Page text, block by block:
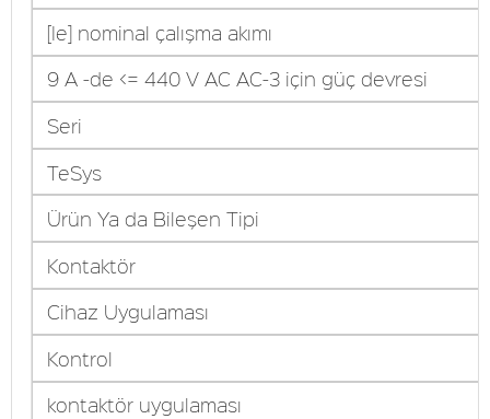
[Ie] nominal çalışma akımı
9 A -de <= 440 V AC AC-3 için güç devresi
Seri
TeSys
Ürün Ya da Bileşen Tipi
Kontaktör
Cihaz Uygulaması
Kontrol
kontaktör uygulaması